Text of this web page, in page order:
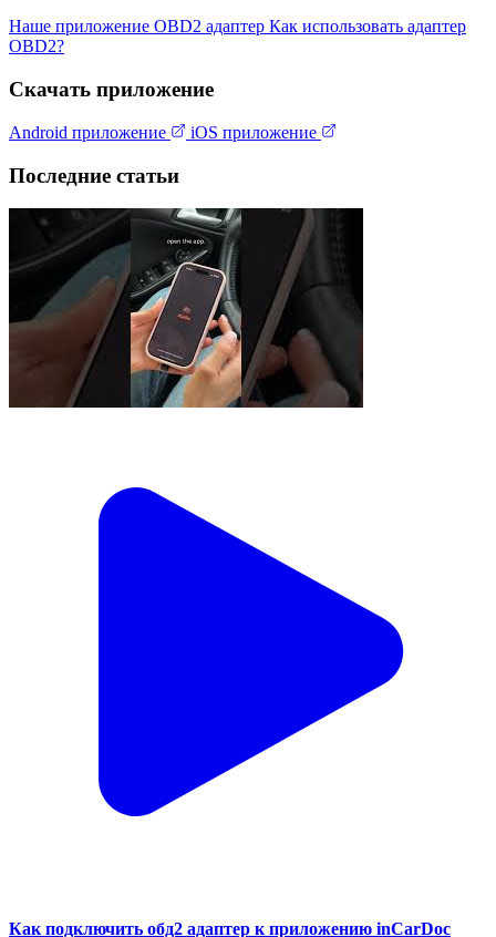
Наше приложение OBD2 адаптер Как использовать адаптер
OBD2?
Скачать приложение
Android приложение iOS приложение
Последние статьи
Как подключить обд2 адаптер к приложению inCarDoc